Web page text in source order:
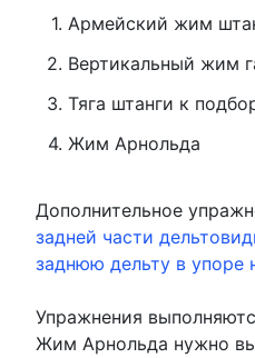
Армейский жим
Вертикальный жим
Тяга штанги к
Жим Арнольда
Дополнительное
задней части
заднюю дельту в упоре
Упражнения
Жим Арнольда нужно